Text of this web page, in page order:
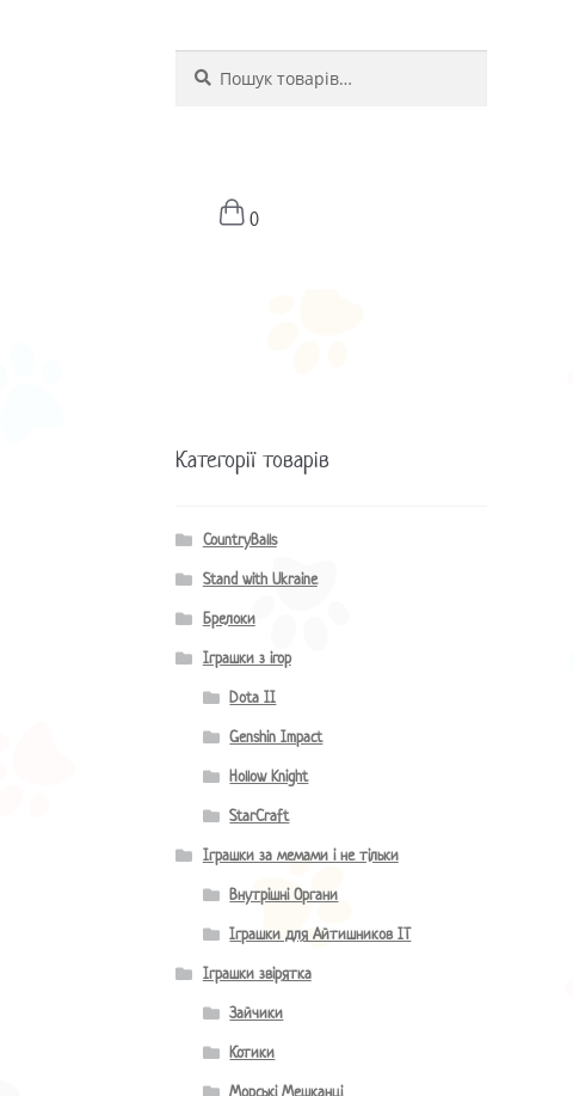
0
Категорії товарів
CountryBalls
Stand with Ukraine
Брелоки
Іграшки з ігор
Dota II
Genshin Impact
Hollow Knight
StarCraft
Іграшки за мемами і не тільки
Внутрішні Органи
Іграшки для Айтишников IT
Іграшки звірятка
Зайчики
Котики